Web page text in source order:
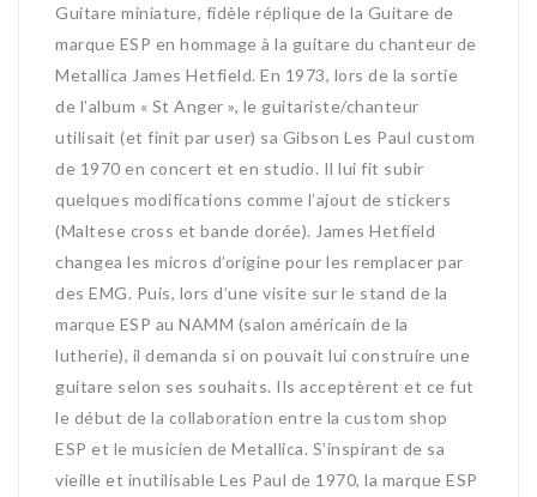
Guitare miniature, fidèle réplique de la Guitare de
marque ESP en hommage à la guitare du chanteur de
Metallica James Hetfield. En 1973, lors de la sortie
de l’album « St Anger », le guitariste/chanteur
utilisait (et finit par user) sa Gibson Les Paul custom
de 1970 en concert et en studio. Il lui fit subir
quelques modifications comme l’ajout de stickers
(Maltese cross et bande dorée). James Hetfield
changea les micros d’origine pour les remplacer par
des EMG. Puis, lors d’une visite sur le stand de la
marque ESP au NAMM (salon américain de la
lutherie), il demanda si on pouvait lui construire une
guitare selon ses souhaits. Ils acceptèrent et ce fut
le début de la collaboration entre la custom shop
ESP et le musicien de Metallica. S’inspirant de sa
vieille et inutilisable Les Paul de 1970, la marque ESP